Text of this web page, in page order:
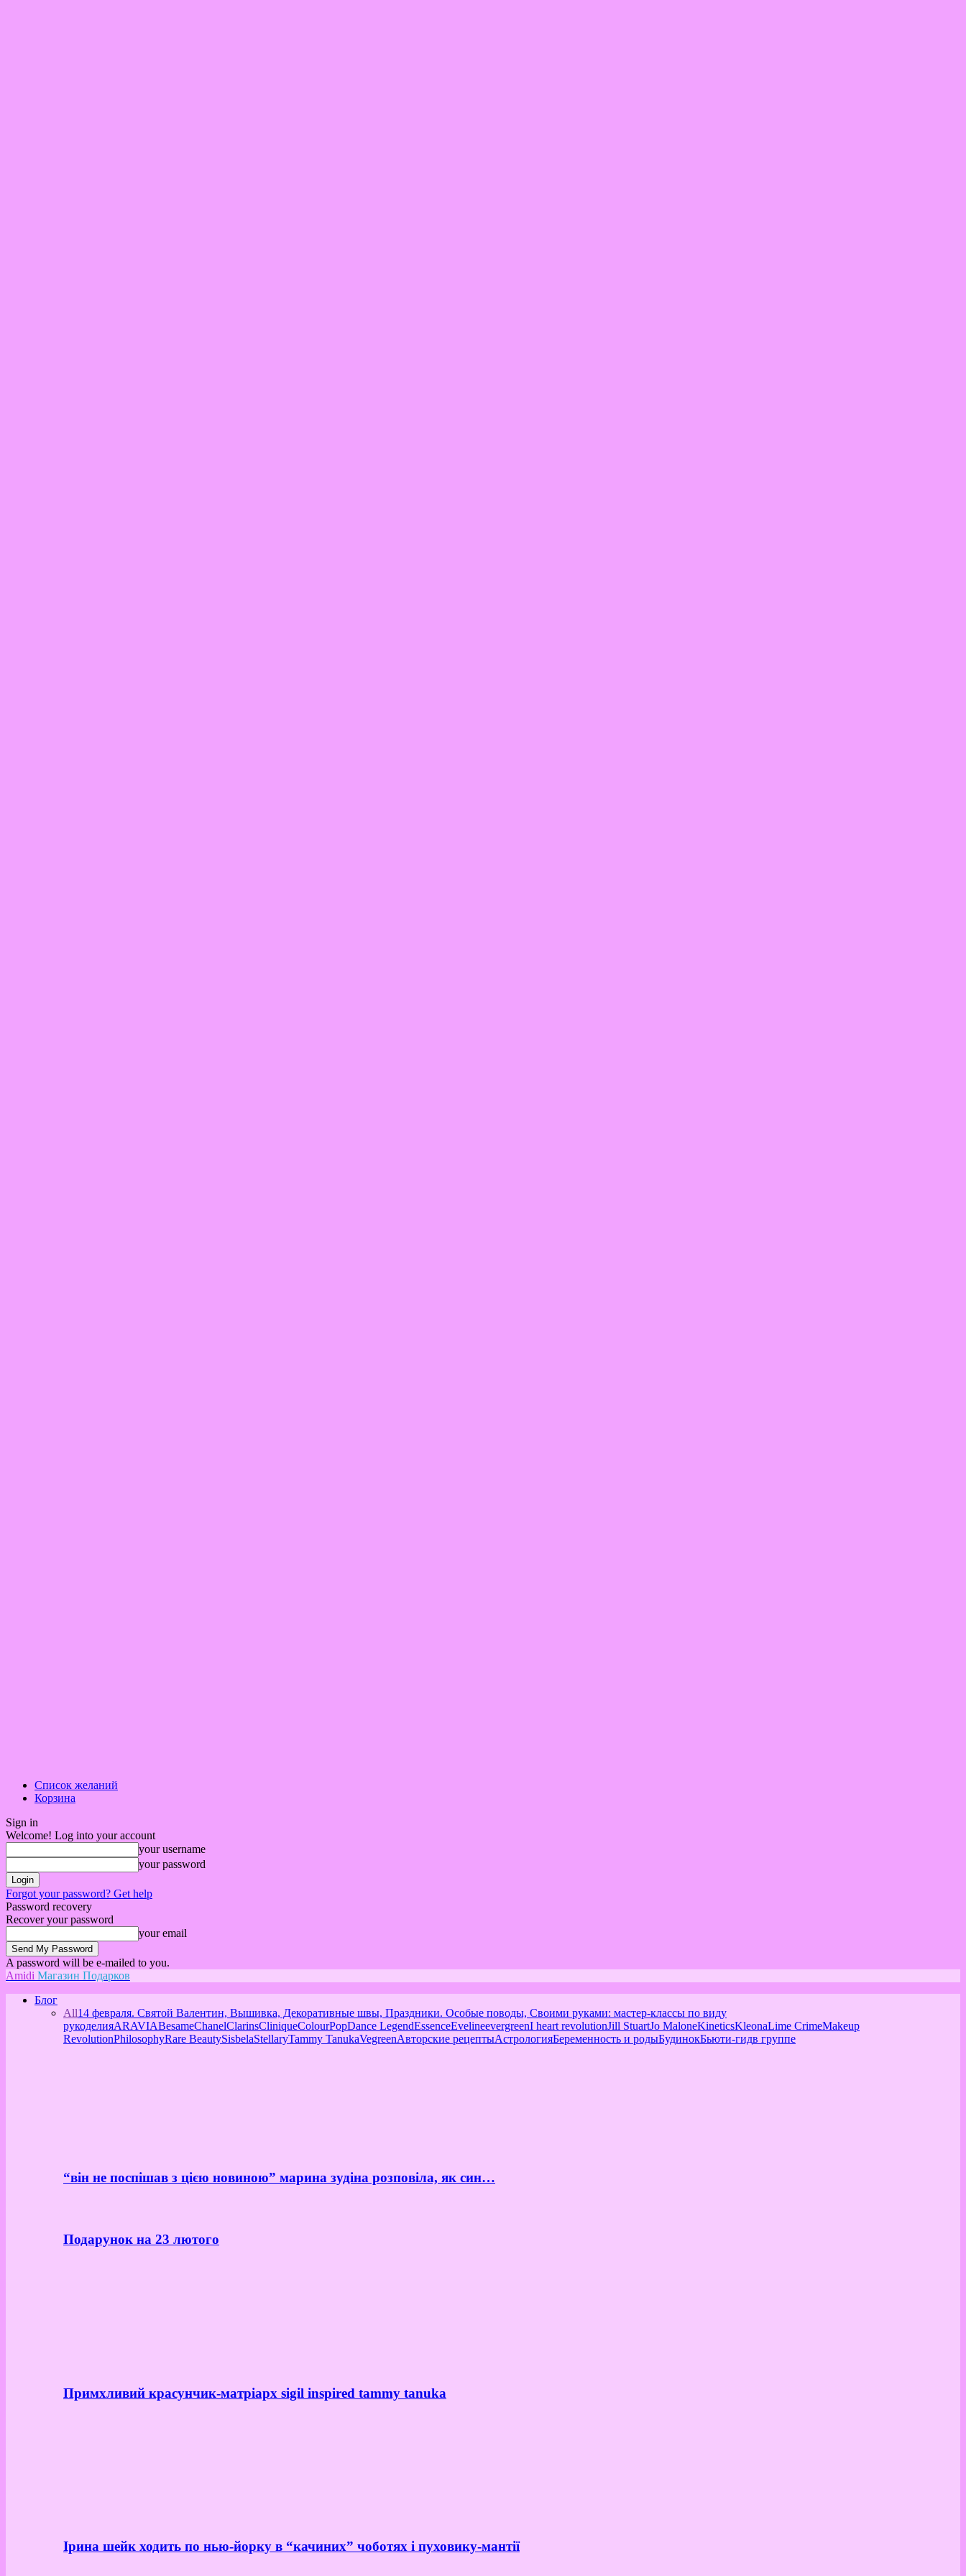
Список желаний
Корзина
Sign in
Welcome! Log into your account
your username
your password
Forgot your password? Get help
Password recovery
Recover your password
your email
A password will be e-mailed to you.
Amidi Магазин Подарков
Блог
All14 февраля. Святой Валентин, Вышивка, Декоративные швы, Праздники. Особые поводы, Своими руками: мастер-классы по виду
рукоделияARAVIABesameChanelClarinsCliniqueColourPopDance LegendEssenceEvelineevergreenI heart revolutionJill StuartJo MaloneKineticsKleonaLime CrimeMakeup
RevolutionPhilosophyRare BeautySisbelaStellaryTammy TanukaVegreenАвторские рецептыАстрологияБеременность и родыБудинокБьюти-гидв группе
“він не поспішав з цією новиною” марина зудіна розповіла, як син…
Подарунок на 23 лютого
Примхливий красунчик-матріарх sigil inspired tammy tanuka
Ірина шейк ходить по нью-йорку в “качиних” чоботях і пуховику-мантії